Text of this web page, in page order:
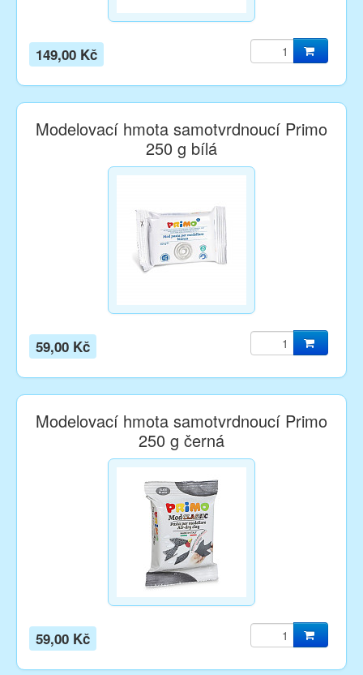
149,00 Kč
Modelovací hmota samotvrdnoucí Primo
250 g bílá
59,00 Kč
Modelovací hmota samotvrdnoucí Primo
250 g černá
59,00 Kč